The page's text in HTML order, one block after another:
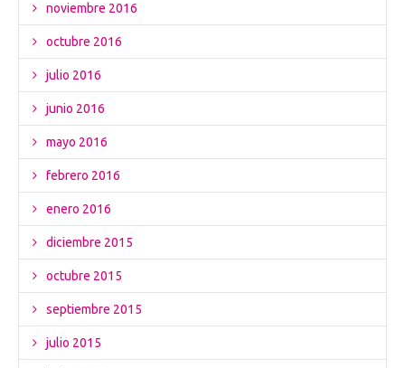
noviembre 2016
octubre 2016
julio 2016
junio 2016
mayo 2016
febrero 2016
enero 2016
diciembre 2015
octubre 2015
septiembre 2015
julio 2015